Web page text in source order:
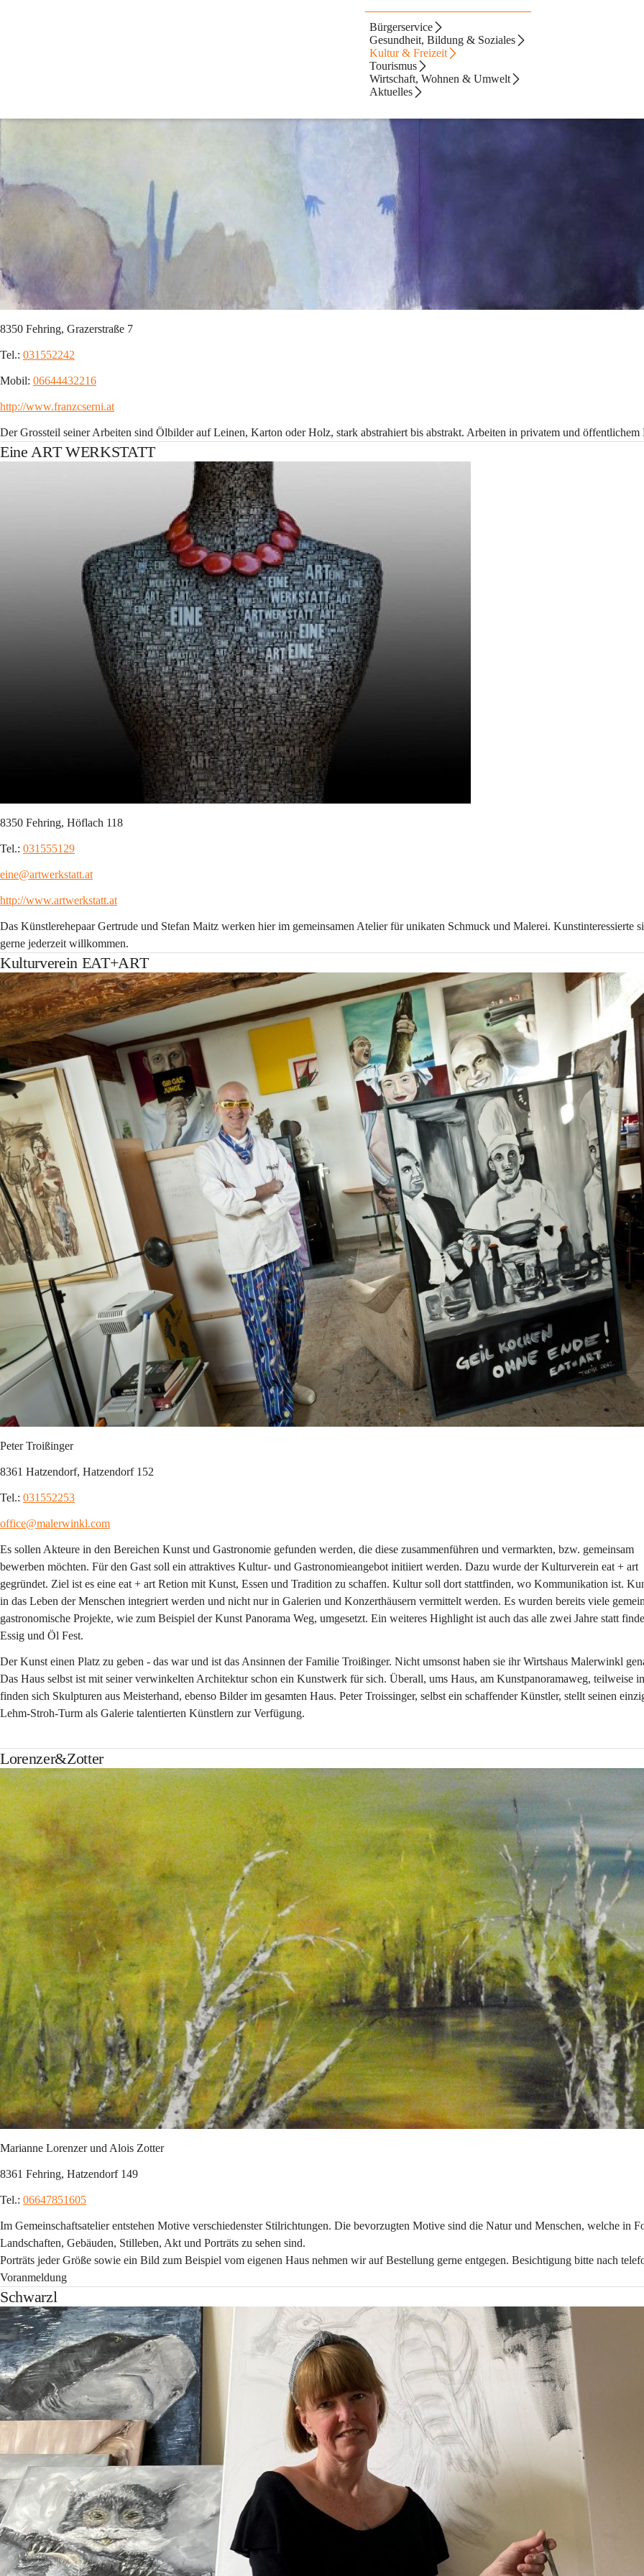
Bürgerservice
Gesundheit, Bildung & Soziales
Kultur & Freizeit
Tourismus
Wirtschaft, Wohnen & Umwelt
Aktuelles
8350 Fehring, Grazerstraße 7
Tel.: 031552242
Mobil: 06644432216
http://www.franzcserni.at
Der Grossteil seiner Arbeiten sind Ölbilder auf Leinen, Karton oder Holz, stark abstrahiert bis abstrakt. Arbeiten in privatem und öffentlichem
Eine ART WERKSTATT
8350 Fehring, Höflach 118
Tel.: 031555129
eine@artwerkstatt.at
http://www.artwerkstatt.at
Das Künstlerehepaar Gertrude und Stefan Maitz werken hier im gemeinsamen Atelier für unikaten Schmuck und Malerei. Kunstinteressierte
gerne jederzeit willkommen.
Kulturverein EAT+ART
Peter Troißinger
8361 Hatzendorf, Hatzendorf 152
Tel.: 031552253
office@malerwinkl.com
Es sollen Akteure in den Bereichen Kunst und Gastronomie gefunden werden, die diese zusammenführen und vermarkten, bzw. gemeinsam
bewerben möchten. Für den Gast soll ein attraktives Kultur- und Gastronomieangebot initiiert werden. Dazu wurde der Kulturverein eat + art
gegründet. Ziel ist es eine eat + art Retion mit Kunst, Essen und Tradition zu schaffen. Kultur soll dort stattfinden, wo Kommunikation ist.
in das Leben der Menschen integriert werden und nicht nur in Galerien und Konzerthäusern vermittelt werden. Es wurden bereits viele
gastronomische Projekte, wie zum Beispiel der Kunst Panorama Weg, umgesetzt. Ein weiteres Highlight ist auch das alle zwei Jahre statt
Essig und Öl Fest.
Der Kunst einen Platz zu geben - das war und ist das Ansinnen der Familie Troißinger. Nicht umsonst haben sie ihr Wirtshaus Malerwinkl
Das Haus selbst ist mit seiner verwinkelten Architektur schon ein Kunstwerk für sich. Überall, ums Haus, am Kunstpanoramaweg, teilweise
finden sich Skulpturen aus Meisterhand, ebenso Bilder im gesamten Haus. Peter Troissinger, selbst ein schaffender Künstler, stellt seinen
Lehm-Stroh-Turm als Galerie talentierten Künstlern zur Verfügung.
Lorenzer&Zotter
Marianne Lorenzer und Alois Zotter
8361 Fehring, Hatzendorf 149
Tel.: 06647851605
Im Gemeinschaftsatelier entstehen Motive verschiedenster Stilrichtungen. Die bevorzugten Motive sind die Natur und Menschen, welche in
Landschaften, Gebäuden, Stilleben, Akt und Porträts zu sehen sind.
Porträts jeder Größe sowie ein Bild zum Beispiel vom eigenen Haus nehmen wir auf Bestellung gerne entgegen. Besichtigung bitte nach
Voranmeldung
Schwarzl